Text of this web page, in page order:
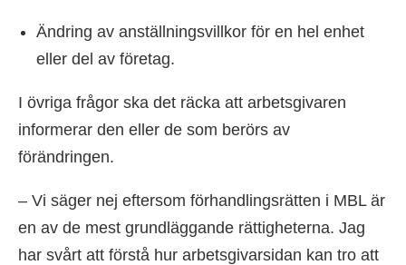
Ändring av anställningsvillkor för en hel enhet
eller del av företag.
I övriga frågor ska det räcka att arbetsgivaren
informerar den eller de som berörs av
förändringen.
– Vi säger nej eftersom förhandlingsrätten i MBL är
en av de mest grundläggande rättigheterna. Jag
har svårt att förstå hur arbetsgivarsidan kan tro att